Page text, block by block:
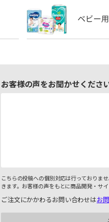
お客様の声をお聞かせくださ
こちらの投稿への個別対応は行っておりま
きます。お客様の声をもとに商品開発・サイ
ご注文にかかわるお問い合わせはお